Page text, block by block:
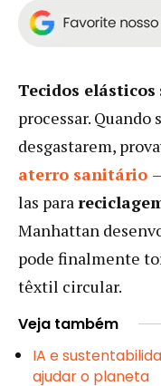
Tecidos elásticos
processar. Quando
desgastarem,
aterro sanitário
las para
Manhattan
pode finalmente
têxtil circular.
Veja também
IA e
ajudar o planeta